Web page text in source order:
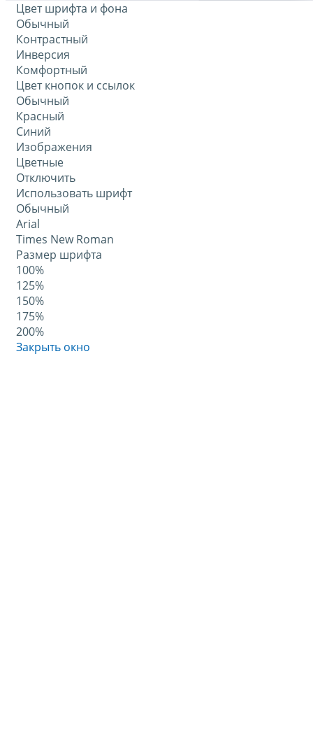
Цвет шрифта и фона
Обычный
Контрастный
Инверсия
Комфортный
Цвет кнопок и ссылок
Обычный
Красный
Синий
Изображения
Цветные
Отключить
Использовать шрифт
Обычный
Arial
Times New Roman
Размер шрифта
100%
125%
150%
175%
200%
Закрыть окно